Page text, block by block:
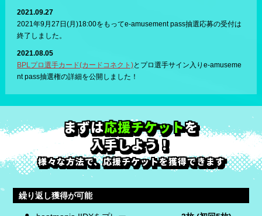
2021.09.27
2021年9月27日(月)18:00をもってe-amusement pass抽選応募の受付は
終了しました。
2021.08.05
BPLプロ選手カード(カードコネクト)とプロ選手サイン入りe-amuseme
nt pass抽選権の詳細を公開しました！
まずは応援チケットを
入手しよう！
様々な方法で、応援チケットを獲得できます
繰り返し獲得が可能